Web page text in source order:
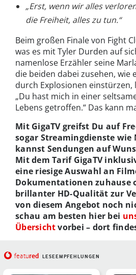
„Erst, wenn wir alles
die Freiheit, alles zu tun.“
Beim großen Finale von Fight
was es mit Tyler Durden auf
namenlose Erzähler seine
die beiden dabei zusehen, wie
durch Explosionen einstürzen,
„Du hast mich in einer
Lebens getroffen.“ Das kann
Mit GigaTV greifst Du auf
sogar Streamingdienste wie
kannst Sendungen auf
Mit dem Tarif GigaTV
eine riesige Auswahl an
Dokumentationen zuhause
brillanter HD-Qualität zur
von diesem Angebot noch
schau am besten hier bei
Übersichtvorbei – dort
featured LESEEMPFEHLUNGEN